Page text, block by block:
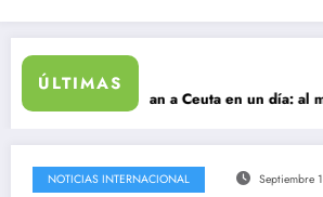
ÚLTIMAS
ingresan a Ceuta en un día: al menos
NOTICIAS INTERNACIONAL Septiembre